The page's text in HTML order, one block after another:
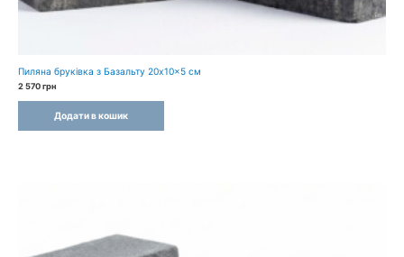
Пиляна бруківка з Базальту 20x10x5 см
2 570грн
Додати в кошик